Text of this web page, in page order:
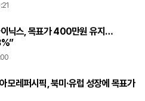
닉스, 목표가 400만원 유지…
모레퍼시픽, 북미·유럽 성장에 목표가